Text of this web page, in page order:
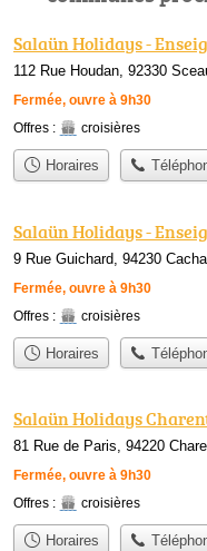
Salaün Holidays -
112 Rue Houdan, 92330
Fermée, ouvre à 9h30
Offres : croisières
Horaires
Salaün Holidays -
9 Rue Guichard, 94230
Fermée, ouvre à 9h30
Offres : croisières
Horaires
Salaün Holidays
81 Rue de Paris, 94220
Fermée, ouvre à 9h30
Offres : croisières
Horaires